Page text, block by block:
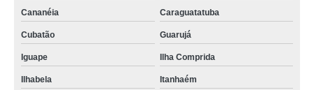
Cananéia Caraguatatuba
Cubatão Guarujá
Iguape Ilha Comprida
Ilhabela Itanhaém